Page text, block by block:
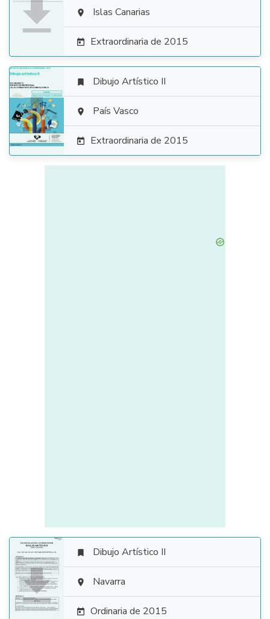
  Islas Canarias
 Extraordinaria de 2015

 Dibujo Artístico II
 País Vasco
 Extraordinaria de 2015

 Dibujo Artístico II
 Navarra
 Ordinaria de 2015